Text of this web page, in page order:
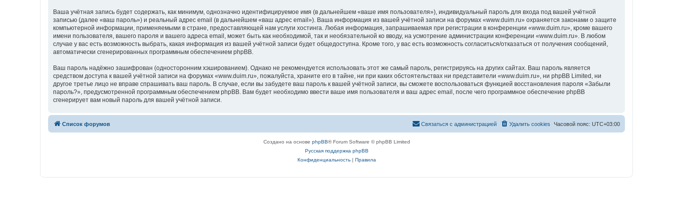
Ваша учётная запись будет содержать, как минимум, однозначно идентифицируемое имя (в дальнейшем «ваше имя пользователя»), индивидуальный пароль для входа под вашей учётной
записью (далее «ваш пароль») и реальный адрес email (в дальнейшем «ваш адрес email»). Ваша информация из вашей учётной записи на форумах «www.duim.ru» охраняется законами о защите
компьютерной информации, применяемыми в стране, предоставляющей нам услуги хостинга. Любая информация, запрашиваемая при регистрации в конференции «www.duim.ru», кроме вашего
имени пользователя, вашего пароля и вашего адреса email, может быть как необходимой, так и необязательной ко вводу, на усмотрение администрации конференции «www.duim.ru». В любом
случае у вас есть возможность выбрать, какая информация из вашей учётной записи будет общедоступна. Кроме того, у вас есть возможность согласиться/отказаться от получения сообщений,
автоматически сгенерированных программным обеспечением phpBB.
Ваш пароль надёжно зашифрован (односторонним хэшированием). Однако не рекомендуется использовать этот же самый пароль, регистрируясь на других сайтах. Ваш пароль является
средством доступа к вашей учётной записи на форумах «www.duim.ru», пожалуйста, храните его в тайне, ни при каких обстоятельствах ни представители «www.duim.ru», ни phpBB Limited, ни
другое третье лицо не вправе спрашивать ваш пароль. В случае, если вы забудете ваш пароль к вашей учётной записи, вы сможете воспользоваться функцией восстановления пароля «Забыли
пароль?», предусмотренной программным обеспечением phpBB. Вам будет необходимо ввести ваше имя пользователя и ваш адрес email, после чего программное обеспечение phpBB
сгенерирует вам новый пароль для вашей учётной записи.
Список форумов Часовой пояс: UTC+03:00
Удалить cookies
Связаться с администрацией
Создано на основе phpBB® Forum Software © phpBB Limited
Русская поддержка phpBB
Конфиденциальность| Правила